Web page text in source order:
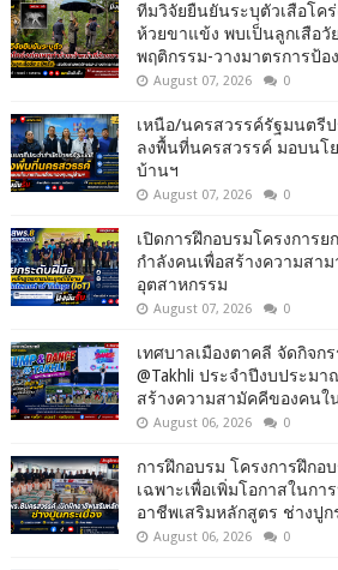
ทีมวิจัยยืนยันระบุตัวเสือโค
ห้วยขาแข้ง พบเป็นลูกเสือวั
พฤติกรรม-วางมาตรการป้อ
August 07, 2026 0
เหนือ/นครสวรรค์รัฐมนตรี
ลงพื้นที่นครสวรรค์ มอบนโ
บ้านฯ
August 07, 2026 0
เปิดการฝึกอบรมโครงการ
กำลังคนเพื่อสร้างความสา
อุตสาหกรรม
August 07, 2026 0
เทศบาลเมืองตาคลี จัดกิจกร
@Takhli ประจำปีงบประม
สร้างความสามัคคีของคน
August 06, 2026 0
การฝึกอบรม โครงการฝึกอ
เฉพาะเพื่อเพิ่มโอกาสในก
อาชีพเสริมหลักสูตร ช่างปูก
August 06, 2026 0